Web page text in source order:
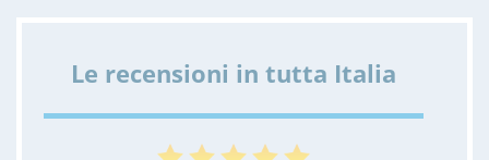
Le recensioni in tutta Italia